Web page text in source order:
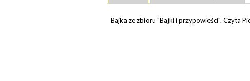
Bajka ze zbioru "Bajki i przypowieści". Czyta